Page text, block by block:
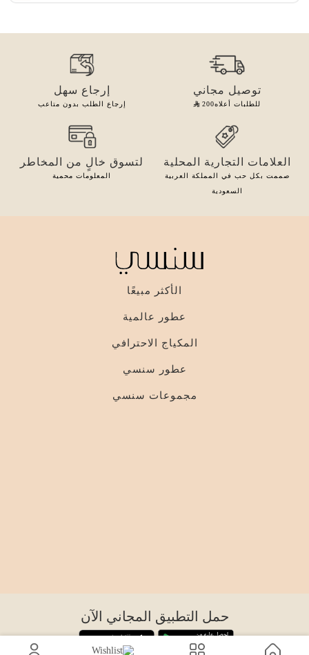
توصيل مجاني
للطلبات أعلاه200
إرجاع سهل
إرجاع الطلب بدون متاعب
العلامات التجارية المحلية
صممت بكل حب في المملكة العربية
السعودية
لتسوق خالٍ من المخاطر
المعلومات محمية
الأكثر مبيعًا
عطور عالمية
المكياج الاحترافي
عطور سنسي
مجموعات سنسي
حمل التطبيق المجاني الآن